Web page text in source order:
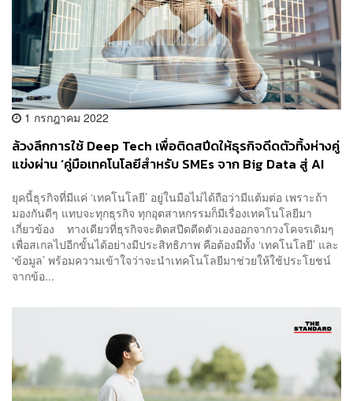
1 กรกฎาคม 2022
ล้วงลึกการใช้ Deep Tech เพื่อติดสปีดให้ธุรกิจดีดตัวทิ้งห่างคู่
แข่งผ่าน ‘คู่มือเทคโนโลยีสำหรับ SMEs จาก Big Data สู่ AI
UOB Season 4 [ADVERTORIAL]
ยุคนี้ธุรกิจที่มีแค่ ‘เทคโนโลยี’ อยู่ในมือไม่ได้ถือว่ามีแต้มต่อ เพราะถ้า
มองกันดีๆ แทบจะทุกธุรกิจ ทุกอุตสาหกรรมก็มีเรื่องเทคโนโลยีมา
เกี่ยวข้อง ทางเดียวที่ธุรกิจจะติดสปีดดีดตัวเองออกจากวงโคจรเดิมๆ
เพื่อสเกลไปอีกขั้นได้อย่างมีประสิทธิภาพ คือต้องมีทั้ง ‘เทคโนโลยี’ และ
‘ข้อมูล’ พร้อมความเข้าใจว่าจะนำเทคโนโลยีมาช่วยให้ใช้ประโยชน์
จากข้อ...